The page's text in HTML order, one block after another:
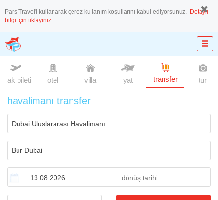
Pars Travel'i kullanarak çerez kullanım koşullarını kabul ediyorsunuz. Detaylı
bilgi için tıklayınız.
uçak bileti otel villa yat transfer tur
havalimanı transfer